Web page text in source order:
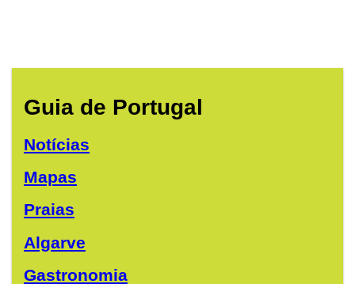
Guia de Portugal
Notícias
Mapas
Praias
Algarve
Gastronomia